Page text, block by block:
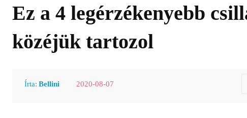
Ez a 4 legérzékenyebb
közéjük tartozol
Írta: Bellini 2020-08-07